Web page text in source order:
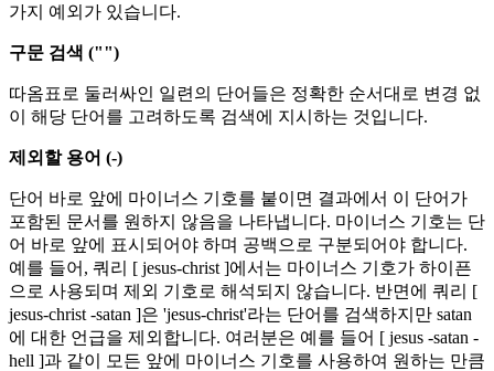
가지 예외가 있습니다.
구문 검색 ("")
따옴표로 둘러싸인 일련의 단어들은 정확한 순서대로 변경 없
이 해당 단어를 고려하도록 검색에 지시하는 것입니다.
제외할 용어 (-)
단어 바로 앞에 마이너스 기호를 붙이면 결과에서 이 단어가
포함된 문서를 원하지 않음을 나타냅니다. 마이너스 기호는 단
어 바로 앞에 표시되어야 하며 공백으로 구분되어야 합니다.
예를 들어, 쿼리 [ jesus-christ ]에서는 마이너스 기호가 하이픈
으로 사용되며 제외 기호로 해석되지 않습니다. 반면에 쿼리 [
jesus-christ -satan ]은 'jesus-christ'라는 단어를 검색하지만 satan
에 대한 언급을 제외합니다. 여러분은 예를 들어 [ jesus -satan -
hell ]과 같이 모든 앞에 마이너스 기호를 사용하여 원하는 만큼